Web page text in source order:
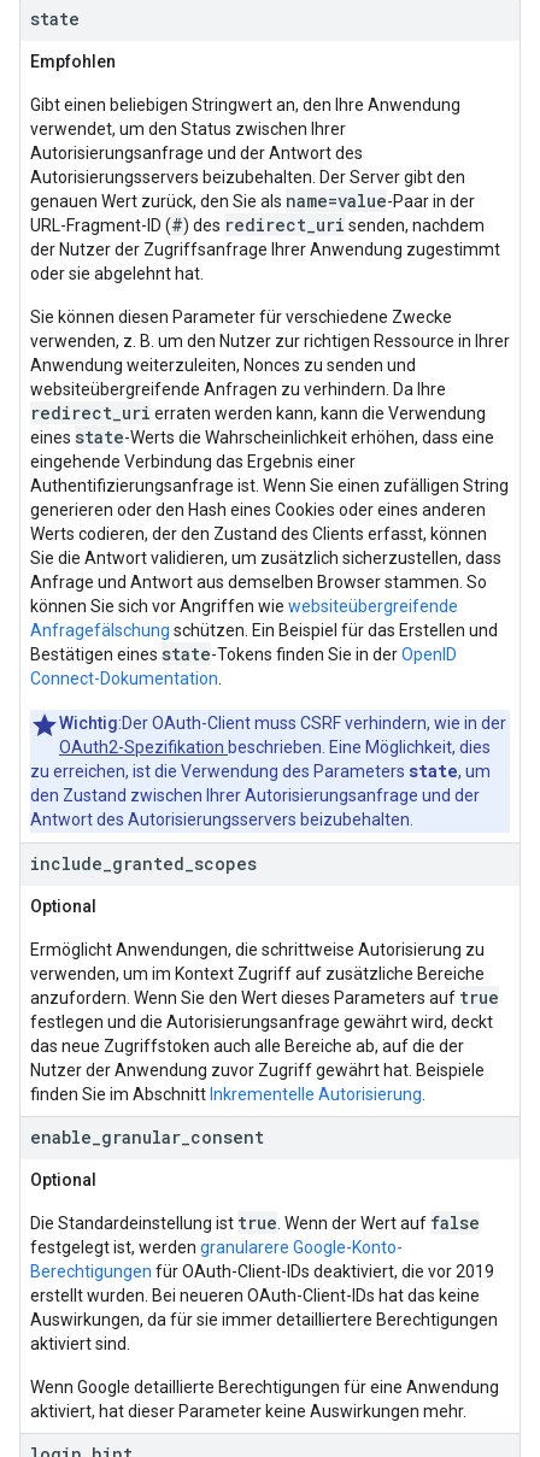
state
Empfohlen
Gibt einen beliebigen Stringwert an, den Ihre Anwendung
verwendet, um den Status zwischen Ihrer
Autorisierungsanfrage und der Antwort des
Autorisierungsservers beizubehalten. Der Server gibt den
genauen Wert zurück, den Sie als name=value-Paar in der
URL-Fragment-ID (#) des redirect_uri senden, nachdem
der Nutzer der Zugriffsanfrage Ihrer Anwendung zugestimmt
oder sie abgelehnt hat.
Sie können diesen Parameter für verschiedene Zwecke
verwenden, z. B. um den Nutzer zur richtigen Ressource in Ihrer
Anwendung weiterzuleiten, Nonces zu senden und
websiteübergreifende Anfragen zu verhindern. Da Ihre
redirect_uri erraten werden kann, kann die Verwendung
eines state-Werts die Wahrscheinlichkeit erhöhen, dass eine
eingehende Verbindung das Ergebnis einer
Authentifizierungsanfrage ist. Wenn Sie einen zufälligen String
generieren oder den Hash eines Cookies oder eines anderen
Werts codieren, der den Zustand des Clients erfasst, können
Sie die Antwort validieren, um zusätzlich sicherzustellen, dass
Anfrage und Antwort aus demselben Browser stammen. So
können Sie sich vor Angriffen wie websiteübergreifende
Anfragefälschung schützen. Ein Beispiel für das Erstellen und
Bestätigen eines state-Tokens finden Sie in derOpenID
Connect-Dokumentation
Wichtig:Der OAuth-Client muss CSRF verhindern, wie in der
OAuth2-Spezifikation beschrieben. Eine Möglichkeit, dies
zu erreichen, ist die Verwendung des Parameters state, um
den Zustand zwischen Ihrer Autorisierungsanfrage und der
Antwort des Autorisierungsservers beizubehalten.
include granted scopes
Optional
Ermöglicht Anwendungen, die schrittweise Autorisierung zu
verwenden, um im Kontext Zugriff auf zusätzliche Bereiche
anzufordern. Wenn Sie den Wert dieses Parameters auf true
festlegen und die Autorisierungsanfrage gewährt wird, deckt
das neue Zugriffstoken auch alle Bereiche ab, auf die der
Nutzer der Anwendung zuvor Zugriff gewährt hat. Beispiele
finden Sie im Abschnitt Inkrementelle Autorisierung
enable granular consent
Optional
Die Standardeinstellung ist true . Wenn der Wert auf false
festgelegt ist, werden granularere Google-Konto-
Berechtigungen für OAuth-Client-IDs deaktiviert, die vor 2019
erstellt wurden. Bei neueren OAuth-Client-IDs hat das keine
Auswirkungen, da für sie immer detailliertere Berechtigungen
aktiviert sind.
Wenn Google detaillierte Berechtigungen für eine Anwendung
aktiviert, hat dieser Parameter keine Auswirkungen mehr.